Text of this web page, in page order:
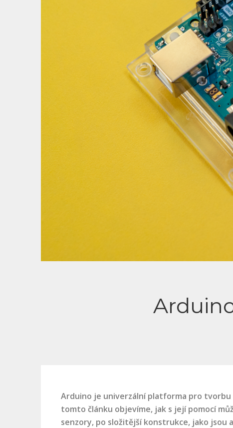
Arduino je univerzální platforma pro
tomto článku objevíme, jak s její pomocí
senzory, po složitější konstrukce, jako jsou